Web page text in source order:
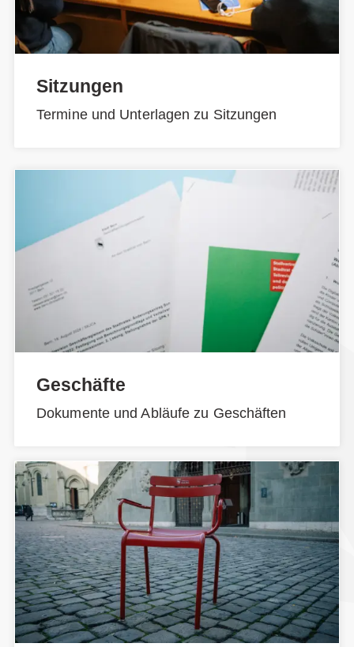
Sitzungen
Termine und Unterlagen zu Sitzungen
Geschäfte
Dokumente und Abläufe zu Geschäften